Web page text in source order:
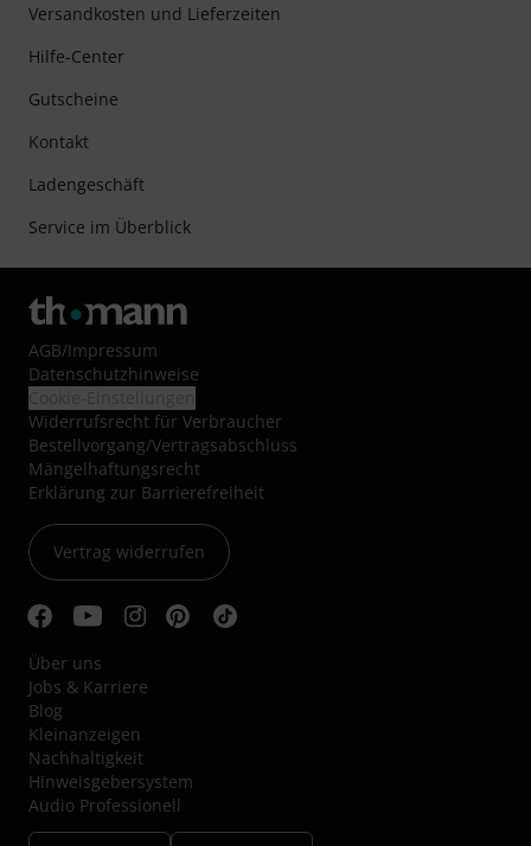
Versandkosten und Lieferzeiten
Hilfe-Center
Gutscheine
Kontakt
Ladengeschäft
Service im Überblick
AGB/Impressum
Datenschutzhinweise
Widerrufsrecht für Verbraucher
Bestellvorgang/Vertragsabschluss
Mängelhaftungsrecht
Erklärung zur Barrierefreiheit
Vertrag widerrufen
Über uns
Jobs & Karriere
Blog
Kleinanzeigen
Nachhaltigkeit
Hinweisgebersystem
Audio Professionell